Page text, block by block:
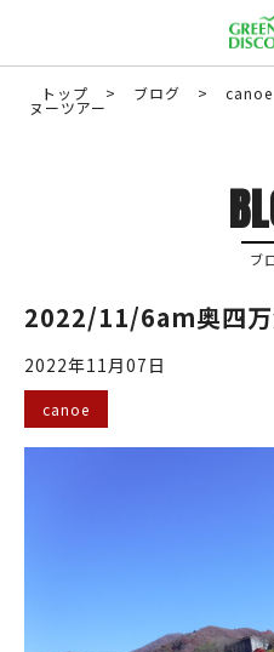
トップ > ブログ > canoe
ヌーツアー
ブ
2022/11/6am奥四万
2022年11月07日
canoe